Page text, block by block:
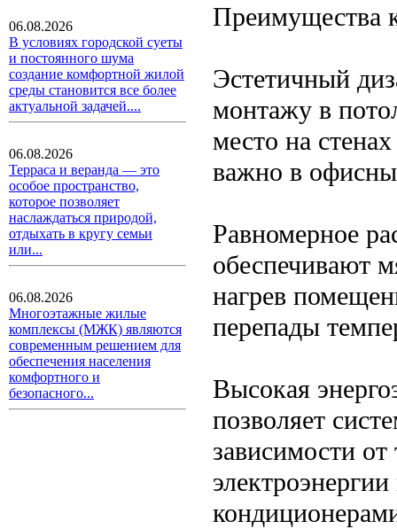
06.08.2026
В условиях городской суеты
и постоянного шума
создание комфортной жилой
среды становится все более
актуальной задачей....
06.08.2026
Терраса и веранда — это
особое пространство,
которое позволяет
наслаждаться природой,
отдыхать в кругу семьи
или...
06.08.2026
Многоэтажные жилые
комплексы (МЖК) являются
современным решением для
обеспечения населения
комфортного и
безопасного...
Преимущества
Эстетичный
монтажу в
место на
важно в
Равномерное
обеспечивают
нагрев
перепады
Высокая
позволяет
зависимости